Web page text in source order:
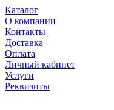
Каталог
О компании
Контакты
Доставка
Оплата
Личный кабинет
Услуги
Реквизиты